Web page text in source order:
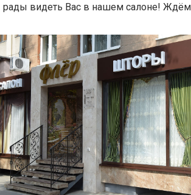
видеть Вас в нашем салоне!